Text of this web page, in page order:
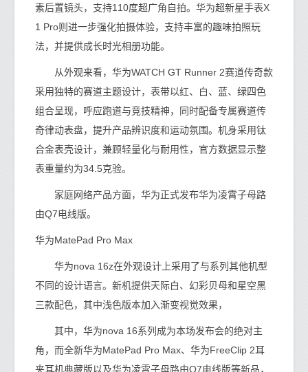
素后置镜头，支持110度超广角自拍。华为超新星手表X
1 Pro则进一步强化拍摄体验，支持丰富的趣味拍照玩
法，并提供成长时光相册功能。
从外观来看，华为WATCH GT Runner 2赛道传奇款
采用独特的赛道主题设计，表带以红、白、蓝、绿四色
组合呈现，呼应跑道与竞技精神，同时配备专属赛道传
奇律动表盘，提升产品辨识度和运动氛围。机身采用钛
合金表壳设计，兼顾轻量化与耐用性，官方数据显示整
表重量约为34.5克验。
家庭网络产品方面，华为正式发布华为凌霄子母路
由Q7电线版。
华为MatePad Pro Max
华为nova 16z在外观设计上采用了与系列其他机型
不同的设计语言。新机提供天际白、幻彩贝母和星空黑
三款配色，其中浅色版本加入渐变视觉效果，
其中，华为nova 16系列成为本场发布会的绝对主
角，而全新华为MatePad Pro Max、华为FreeClip 2耳
夹耳机典藏版以及华为凌霄子母路由Q7电线版等新品，